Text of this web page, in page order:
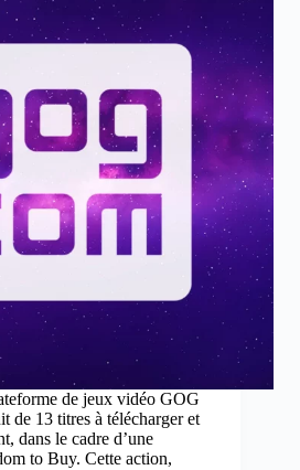
de jeux vidéo GOG
de 13 titres à télécharger et
dans le cadre d’une
to Buy. Cette action,